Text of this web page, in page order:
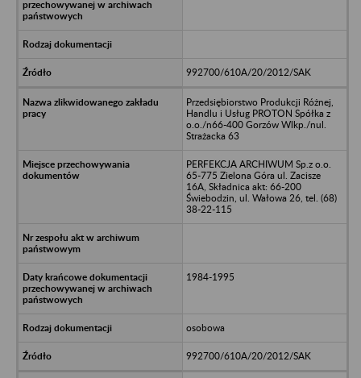
992700/610A/20/2012/SAK
Przedsiębiorstwo Produkcji Różnej,
Handlu i Usług PROTON Spółka z
o.o./n66-400 Gorzów Wlkp./nul.
Strażacka 63
PERFEKCJA ARCHIWUM Sp.z o.o.
65-775 Zielona Góra ul. Zacisze
16A, Składnica akt: 66-200
Świebodzin, ul. Wałowa 26, tel. (68)
38-22-115
1984-1995
osobowa
992700/610A/20/2012/SAK